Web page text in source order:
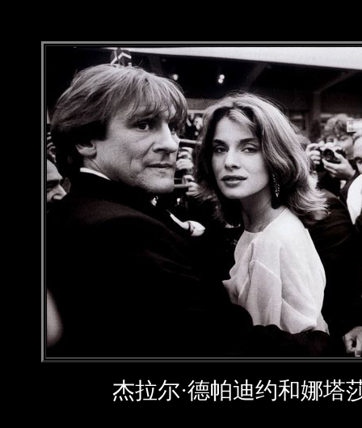
杰拉尔·德帕迪约和娜塔